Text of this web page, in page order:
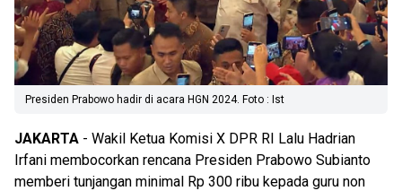
Presiden Prabowo hadir di acara HGN 2024. Foto : Ist
JAKARTA - Wakil Ketua Komisi X DPR RI Lalu Hadrian
Irfani membocorkan rencana Presiden Prabowo Subianto
memberi tunjangan minimal Rp 300 ribu kepada guru non